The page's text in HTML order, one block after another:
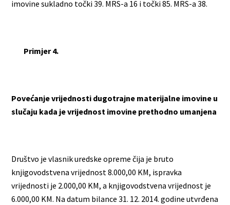
imovine sukladno točki 39. MRS-a 16 i točki 85. MRS-a 38.
Primjer 4.
Povećanje vrijednosti dugotrajne materijalne imovine u
slučaju kada je vrijednost imovine prethodno umanjena
Društvo je vlasnik uredske opreme čija je bruto
knjigovodstvena vrijednost 8.000,00 KM, ispravka
vrijednosti je 2.000,00 KM, a knjigovodstvena vrijednost je
6.000,00 KM. Na datum bilance 31. 12. 2014. godine utvrđena